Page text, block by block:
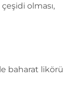
olması,
baharat likörü